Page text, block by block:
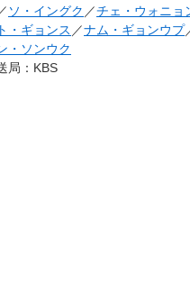
ソ・イングク ／チェ・ウォニョ
ト・ギョンス ／ナム・ギョンウプ
・ソンウク
局 ：KBS